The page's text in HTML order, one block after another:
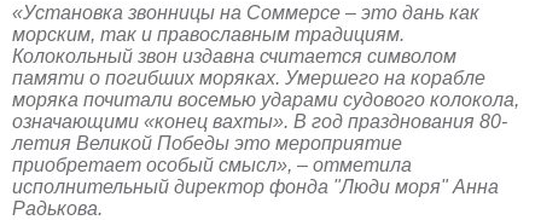
«Установка звонницы на Соммерсе – это дань как
морским, так и православным традициям.
Колокольный звон издавна считается символом
памяти о погибших моряках. Умершего на корабле
моряка почитали восемью ударами судового колокола,
означающими «конец вахты». В год празднования 80-
летия Великой Победы это мероприятие
приобретает особый смысл», – отметила
исполнительный директор фонда "Люди моря" Анна
Радькова.